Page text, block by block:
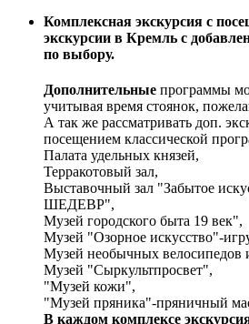
Комплексная экскурсия с
экскурсии в Кремль с
по выбору.
Дополнительные программы
учитывая время стоянок,
А так же рассматривать доп.
посещением классической
Палата удельных князей,
Терракотовый зал,
Выставочный зал "Забытое
ШЕДЕВР",
Музей городского быта 19 век",
Музей "Озорное искусство"-
Музей необычных велосипедов
Музей "Сыркультпросвет",
"Музей кожи",
"Музей пряника"-пряничный
В каждом комплексе